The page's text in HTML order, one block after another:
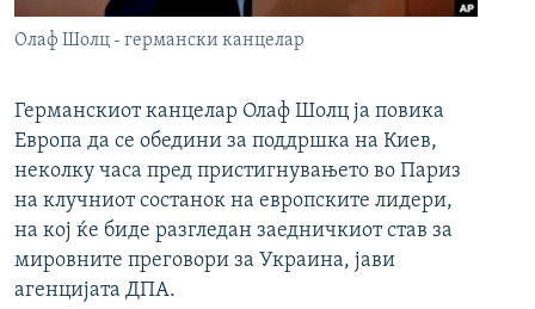
Олаф Шолц - германски канцелар
Германскиот канцелар Олаф Шолц ја повика
Европа да се обедини за поддршка на Киев,
неколку часа пред пристигнувањето во Париз
на клучниот состанок на европските лидери,
на кој ќе биде разгледан заедничкиот став за
мировните преговори за Украина, јави
агенцијата ДПА.